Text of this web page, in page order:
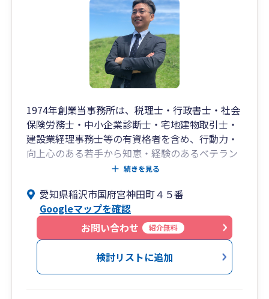
1974年創業当事務所は、税理士・行政書士・社会
保険労務士・中小企業診断士・宅地建物取引士・
建設業経理事務士等の有資格者を含め、行動力・
向上心のある若手から知恵・経験のあるベテラン
の職員まで３０数名おり、明るく活気のある事務
毎月、会計のプロが訪問し、積極的な姿勢で経営
改善・節税をお手伝いします。
「ワンストップサービスによるフルサポート」を
キャッチフレーズにし、法人関連業務、個人関連
業務とも守備範囲の広さがセールスポイントで
す。グループの行政書士事務所と社会保険労務士
続きを見る
愛知県稲沢市国府宮神田町４５番
Googleマップを確認
お問い合わせ
紹介無料
検討リストに追加